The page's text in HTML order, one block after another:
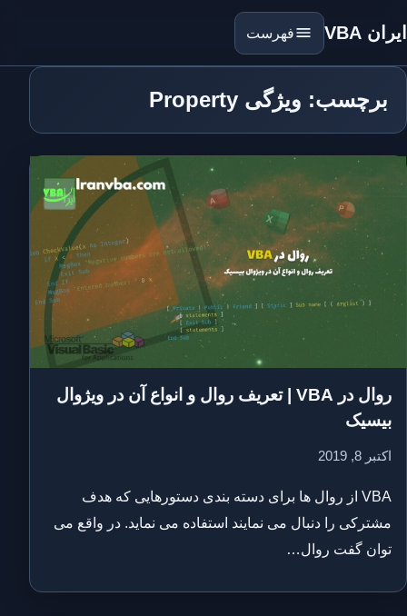
ایران VBA فهرست
برچسب: ویژگی Property
روال در VBA | تعریف روال و انواع آن در ویژوال
بیسیک
اکتبر 8, 2019
VBA از روال ها برای دسته بندی دستورهایی که هدف
مشترکی را دنبال می نمایند استفاده می نماید. در واقع می
توان گفت روال…